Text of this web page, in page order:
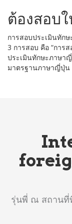
ต้องสอบ
การสอบประเมินทัก
3 การสอบ คือ “การ
ประเมินทักษะภาษา
มาตรฐานภาษาญี่ปุ่น
รุ่นพี่ ณ สถานที่